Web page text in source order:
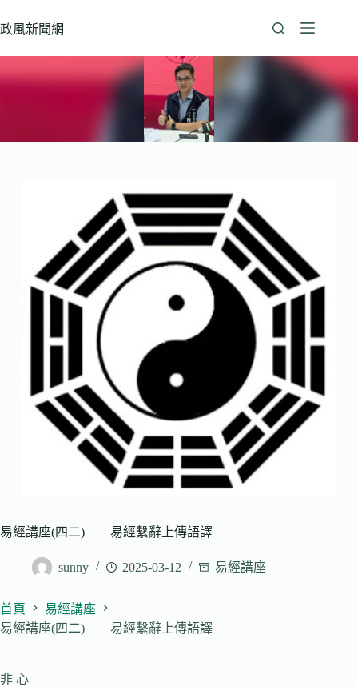
至
政風新聞網
易經講座(四二) 易經繫辭上傳語譯
sunny 2025-03-12 易經講座
首頁
易經講座
易經講座(四二) 易經繫辭上傳語譯
非 心